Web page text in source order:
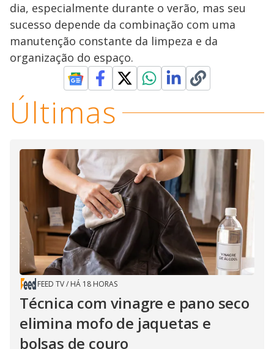
dia, especialmente durante o verão, mas seu
sucesso depende da combinação com uma
manutenção constante da limpeza e da
organização do espaço.
Últimas
FEED TV/ HÁ 18 HORAS
Técnica com vinagre e pano seco
elimina mofo de jaquetas e
bolsas de couro